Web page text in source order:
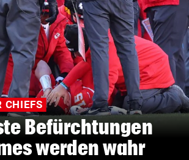
CHIEFS
Befürchtungen
werden wahr